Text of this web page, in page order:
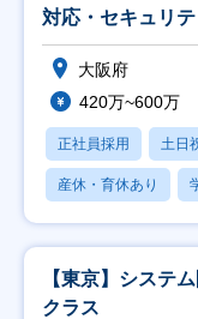
対応・セキュリ
ト
大阪府
420万~600万
正社員採用 土日
産休・育休あり
【東京】システ
クラス